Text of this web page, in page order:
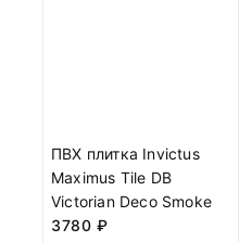
ПВХ плитка Invictus
Maximus Tile DB
Victorian Deco Smoke
3780 ₽